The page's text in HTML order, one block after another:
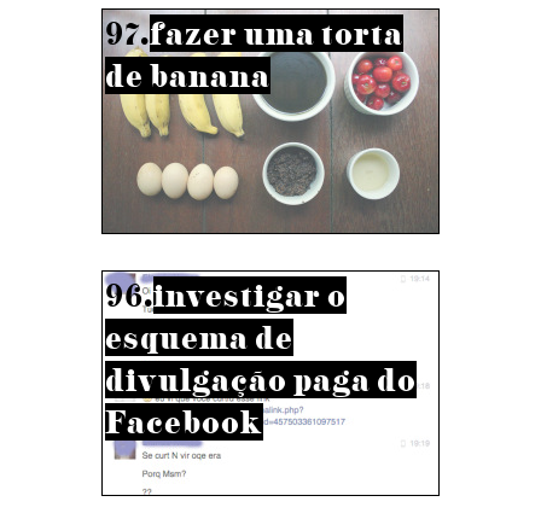
97.fazer uma torta
de banana
96.investigar o
esquema de
divulgação paga do
Facebook